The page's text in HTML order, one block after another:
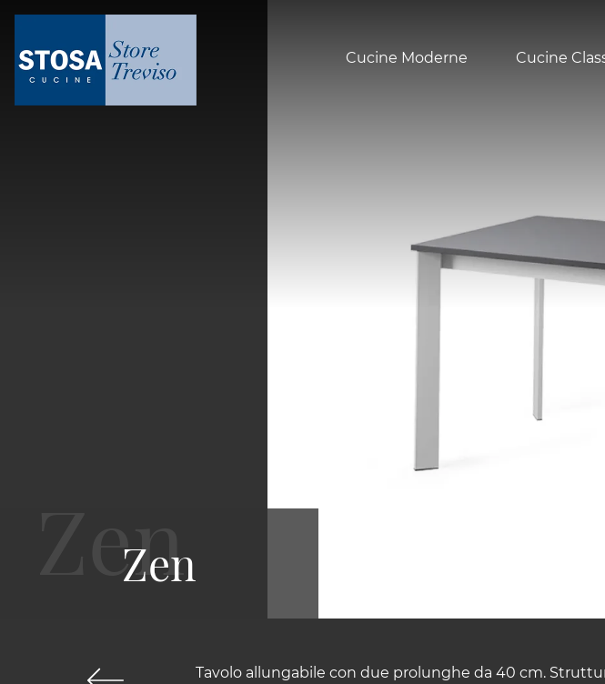
Cucine Moderne Cucine
Tavolo allungabile con due prolunghe da 40 cm.
Zen